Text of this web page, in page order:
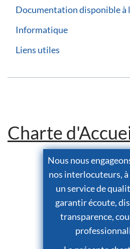
Documentation disponible à
Informatique
Liens utiles
Charte
Nous nous
nos interlocuteurs,
un service de
garantir écoute,
transparence,